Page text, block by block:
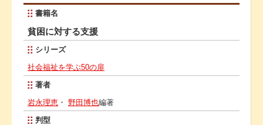
書籍名
貧困に対する支援
シリーズ
社会福祉を学ぶ50の扉
著者
岩永理恵 ・ 野田博也編著
判型